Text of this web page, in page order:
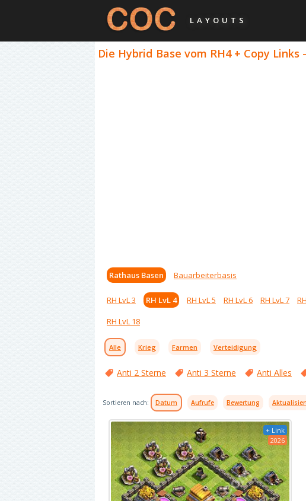
LAYOUTS
Die Hybrid Base vom RH4 + Copy Links
Rathaus Basen Bauarbeiterbasis
RH LvL 3 RH LvL 4 RH LvL 5 RH LvL 6 RH LvL 7
RH LvL 18
Alle Krieg Farmen Verteidigung
Anti 2 Sterne Anti 3 Sterne Anti Alles
Sortieren nach: Datum Aufrufe Bewertung
+ Link
2026